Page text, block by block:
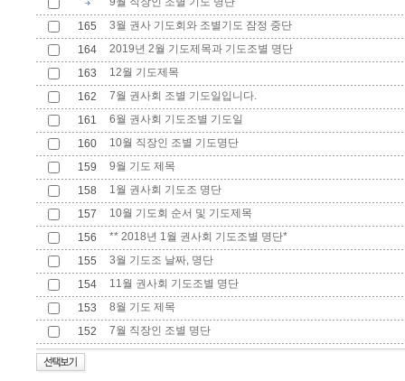
165
3월 권사 기도회와 조별기도 잠정 중단
164
2019년 2월 기도제목과 기도조별 명단
163
12월 기도제목
162
7월 권사회 조별 기도일입니다.
161
6월 권사회 기도조별 기도일
160
10월 직장인 조별 기도명단
159
9월 기도 제목
158
1월 권사회 기도조 명단
157
10월 기도회 순서 및 기도제목
156
** 2018년 1월 권사회 기도조별 명단*
155
3월 기도조 날짜, 명단
154
11월 권사회 기도조별 명단
153
8월 기도 제목
152
7월 직장인 조별 명단